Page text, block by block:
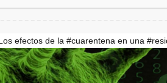
efectos de la #cuarentena en una